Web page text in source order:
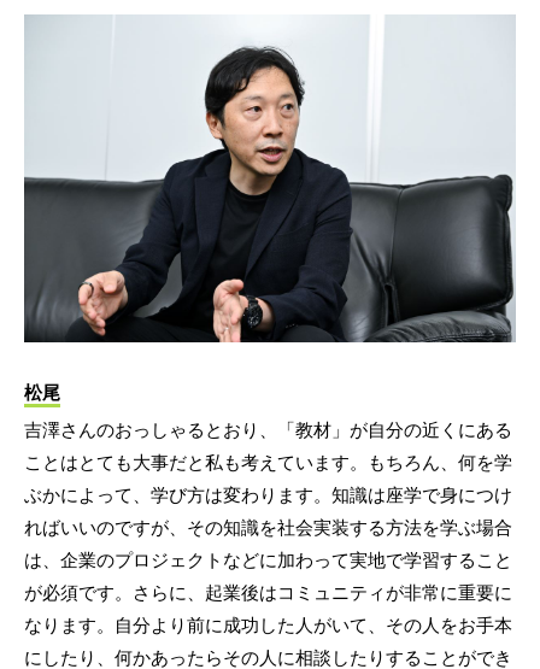
松尾
吉澤さんのおっしゃるとおり、「教材」が自分の近くにある
ことはとても大事だと私も考えています。もちろん、何を学
ぶかによって、学び方は変わります。知識は座学で身につけ
ればいいのですが、その知識を社会実装する方法を学ぶ場合
は、企業のプロジェクトなどに加わって実地で学習すること
が必須です。さらに、起業後はコミュニティが非常に重要に
なります。自分より前に成功した人がいて、その人をお手本
にしたり、何かあったらその人に相談したりすることができ